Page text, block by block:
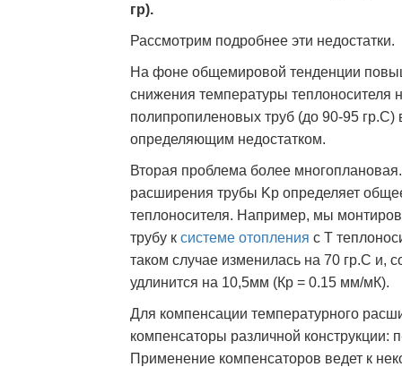
гр).
Рассмотрим подробнее эти недостатки.
На фоне общемировой тенденции
снижения температуры теплоносителя
полипропиленовых труб (до 90-95
определяющим недостатком.
Вторая проблема более
расширения трубы Kр определяет
теплоносителя. Например, мы
трубу к системе отопления с Т
таком случае изменилась на 70 гр.С и,
удлинится на 10,5мм (Кр = 0.15 мм/мК).
Для компенсации температурного
компенсаторы различной
Применение компенсаторов ведет к